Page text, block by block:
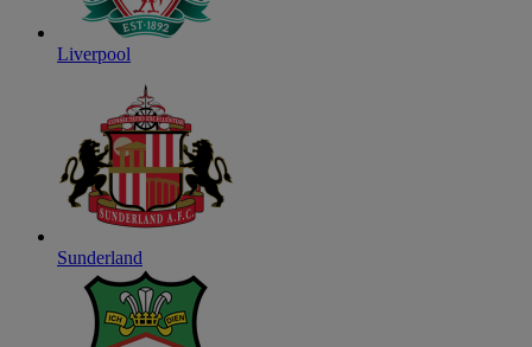
Liverpool
Sunderland